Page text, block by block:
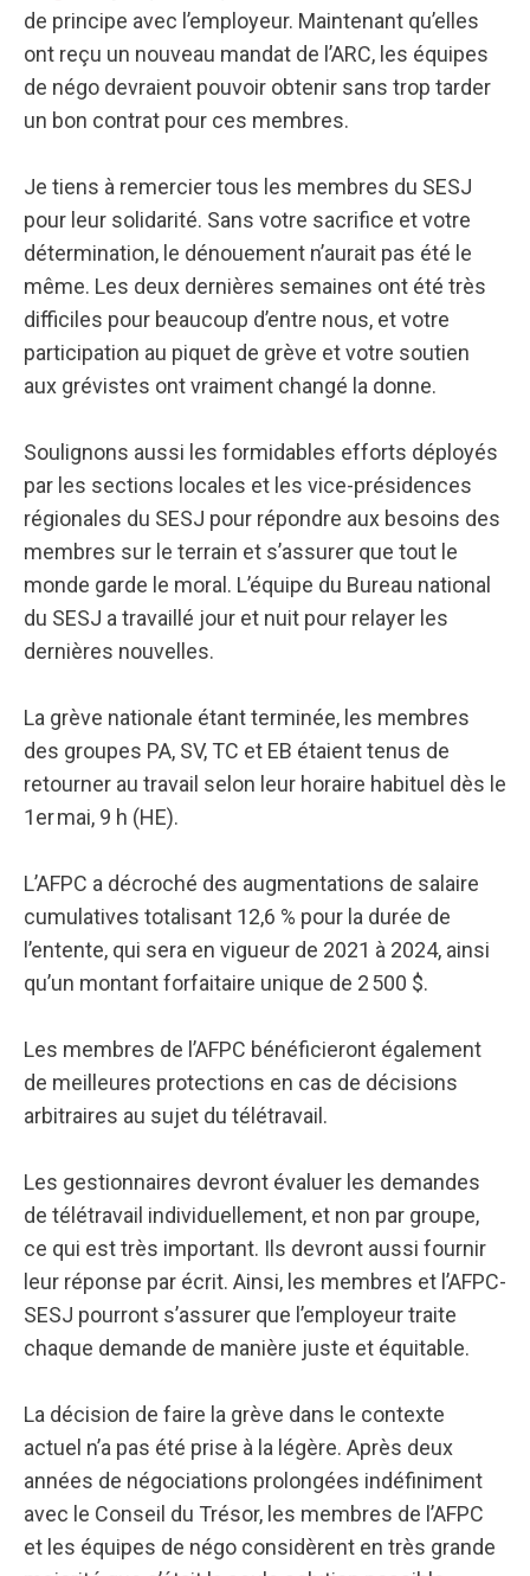
de principe avec l’employeur. Maintenant qu’elles
ont reçu un nouveau mandat de l’ARC, les équipes
de négo devraient pouvoir obtenir sans trop tarder
un bon contrat pour ces membres.
Je tiens à remercier tous les membres du SESJ
pour leur solidarité. Sans votre sacrifice et votre
détermination, le dénouement n’aurait pas été le
même. Les deux dernières semaines ont été très
difficiles pour beaucoup d’entre nous, et votre
participation au piquet de grève et votre soutien
aux grévistes ont vraiment changé la donne.
Soulignons aussi les formidables efforts déployés
par les sections locales et les vice-présidences
régionales du SESJ pour répondre aux besoins des
membres sur le terrain et s’assurer que tout le
monde garde le moral. L’équipe du Bureau national
du SESJ a travaillé jour et nuit pour relayer les
dernières nouvelles.
La grève nationale étant terminée, les membres
des groupes PA, SV, TC et EB étaient tenus de
retourner au travail selon leur horaire habituel dès le
1er mai, 9 h (HE).
L’AFPC a décroché des augmentations de salaire
cumulatives totalisant 12,6 % pour la durée de
l’entente, qui sera en vigueur de 2021 à 2024, ainsi
qu’un montant forfaitaire unique de 2 500 $.
Les membres de l’AFPC bénéficieront également
de meilleures protections en cas de décisions
arbitraires au sujet du télétravail.
Les gestionnaires devront évaluer les demandes
de télétravail individuellement, et non par groupe,
ce qui est très important. Ils devront aussi fournir
leur réponse par écrit. Ainsi, les membres et l’AFPC-
SESJ pourront s’assurer que l’employeur traite
chaque demande de manière juste et équitable.
La décision de faire la grève dans le contexte
actuel n’a pas été prise à la légère. Après deux
années de négociations prolongées indéfiniment
avec le Conseil du Trésor, les membres de l’AFPC
et les équipes de négo considèrent en très grande